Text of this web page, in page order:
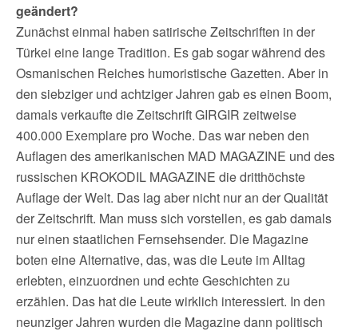
geändert?
Zunächst einmal haben satirische Zeitschriften in der
Türkei eine lange Tradition. Es gab sogar während des
Osmanischen Reiches humoristische Gazetten. Aber in
den siebziger und achtziger Jahren gab es einen Boom,
damals verkaufte die Zeitschrift GIRGIR zeitweise
400.000 Exemplare pro Woche. Das war neben den
Auflagen des amerikanischen MAD MAGAZINE und des
russischen KROKODIL MAGAZINE die dritthöchste
Auflage der Welt. Das lag aber nicht nur an der Qualität
der Zeitschrift. Man muss sich vorstellen, es gab damals
nur einen staatlichen Fernsehsender. Die Magazine
boten eine Alternative, das, was die Leute im Alltag
erlebten, einzuordnen und echte Geschichten zu
erzählen. Das hat die Leute wirklich interessiert. In den
neunziger Jahren wurden die Magazine dann politisch